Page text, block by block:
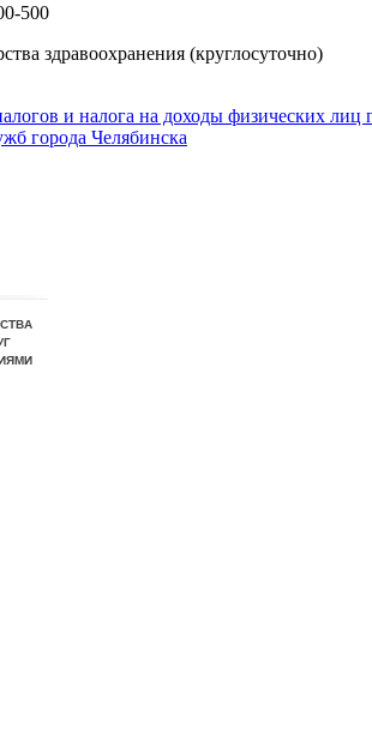
500
здравоохранения (круглосуточно)
и налога на доходы физических
города Челябинска